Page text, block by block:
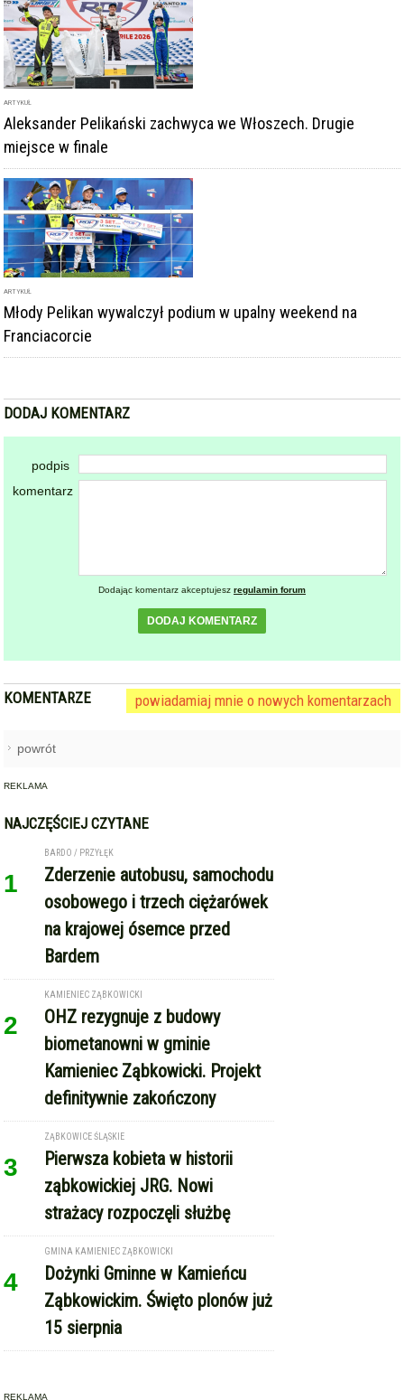
ARTYKUŁ
Aleksander Pelikański zachwyca we Włoszech. Drugie
miejsce w finale
ARTYKUŁ
Młody Pelikan wywalczył podium w upalny weekend na
Franciacorcie
DODAJ KOMENTARZ
podpis
komentarz
Dodając komentarz akceptujesz regulamin forum
DODAJ KOMENTARZ
KOMENTARZE powiadamiaj mnie o nowych komentarzach
powrót
REKLAMA
NAJCZĘŚCIEJ CZYTANE
1
BARDO / PRZYŁĘK
Zderzenie autobusu, samochodu
osobowego i trzech ciężarówek
na krajowej ósemce przed
Bardem
2
KAMIENIEC ZĄBKOWICKI
OHZ rezygnuje z budowy
biometanowni w gminie
Kamieniec Ząbkowicki. Projekt
definitywnie zakończony
3
ZĄBKOWICE ŚLĄSKIE
Pierwsza kobieta w historii
ząbkowickiej JRG. Nowi
strażacy rozpoczęli służbę
4
GMINA KAMIENIEC ZĄBKOWICKI
Dożynki Gminne w Kamieńcu
Ząbkowickim. Święto plonów już
15 sierpnia
REKLAMA